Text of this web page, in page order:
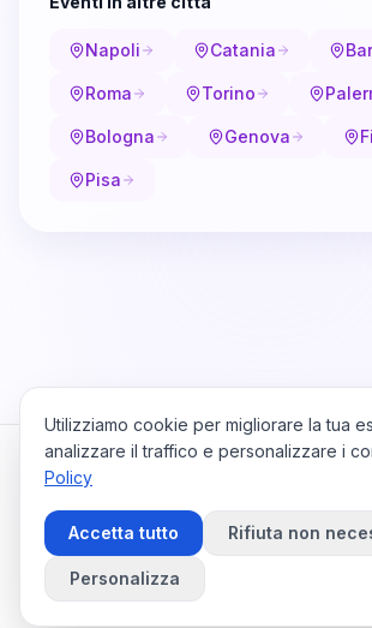
Napoli Catania
Roma Torino
Bologna Genova
Pisa
HomeViaggiPrivacy PolicyCookie
Preferenze Cookie
©2026
Utilizziamo cookie per migliorare la tua
analizzare il traffico e personalizzare i
Policy
Accetta tutto Rifiuta non
Personalizza